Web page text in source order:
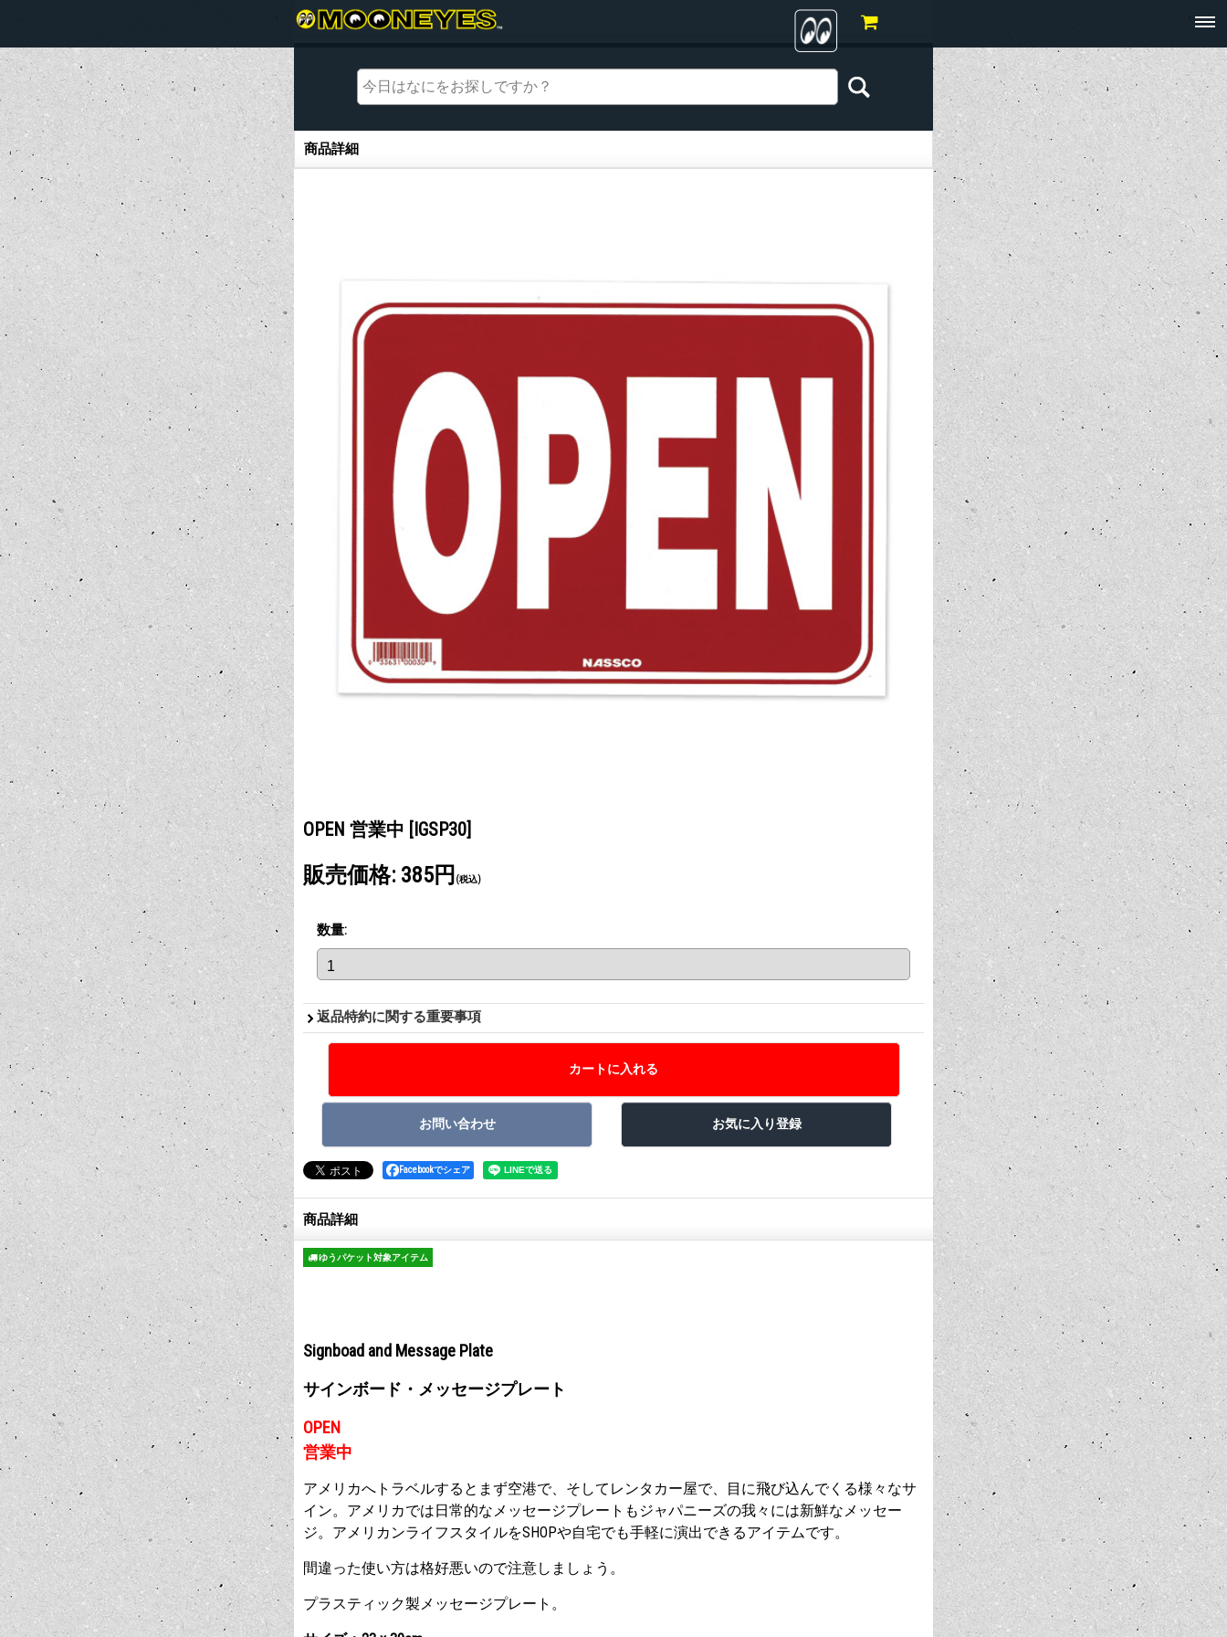
商品詳細
商品詳細
OPEN 営業中 [IGSP30]
販売価格: 385円 (税込)
数量:
返品特約に関する重要事項
Facebookでシェア
商品詳細
ゆうパケット対象アイテム
Signboad and Message Plate
サインボード・メッセージプレート
OPEN
営業中
アメリカへトラベルするとまず空港で、そしてレンタカー屋で、目に飛び込んでくる様々なサ
イン。アメリカでは日常的なメッセージプレートもジャパニーズの我々には新鮮なメッセー
ジ。アメリカンライフスタイルをSHOPや自宅でも手軽に演出できるアイテムです。
間違った使い方は格好悪いので注意しましょう。
プラスティック製メッセージプレート。